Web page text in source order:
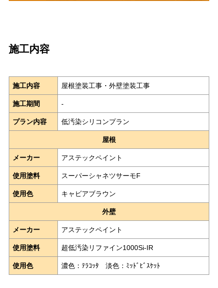
施工内容
施工内容 屋根塗装工事・外壁塗装工事
施工期間 -
プラン内容 低汚染シリコンプラン
屋根
メーカー アステックペイント
使用塗料 スーパーシャネツサーモF
使用色 キャビアブラウン
外壁
メーカー アステックペイント
使用塗料 超低汚染リファイン1000Si-IR
使用色 濃色：ﾃﾗｺｯﾀ 淡色：ﾐｯﾄﾞﾋﾞｽｹｯﾄ